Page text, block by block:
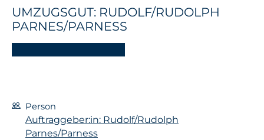
UMZUGSGUT: RUDOLF/RUDOLPH
PARNES/PARNESS
Person
Auftraggeber:in: Rudolf/Rudolph
Parnes/Parness